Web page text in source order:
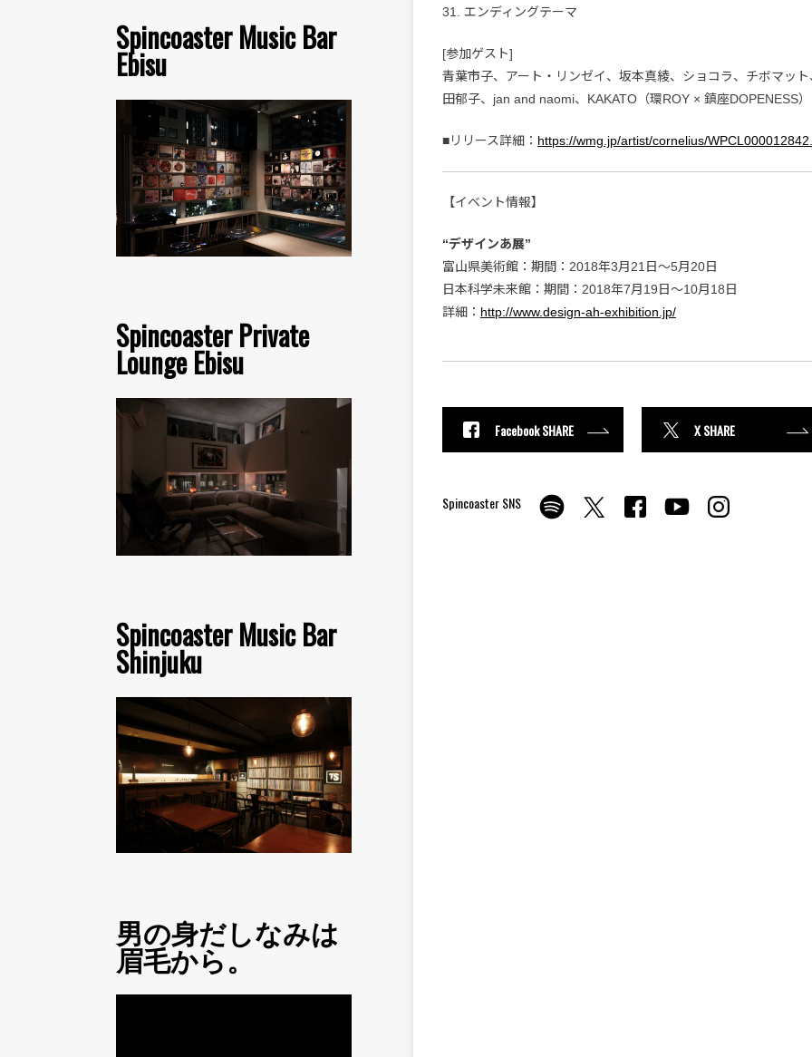
Spincoaster Music Bar
Ebisu
Spincoaster Private
Lounge Ebisu
Spincoaster Music Bar
Shinjuku
男の身だしなみは
眉毛から。
31. エンディングテーマ
[参加ゲスト]
青葉市子、アート・リンゼイ、坂本真綾、ショコラ、チボマッ
田郁子、jan and naomi、KAKATO（環ROY × 鎮座DOPENESS）
■リリース詳細： https://wmg.jp/artist/cornelius/
【イベント情報】
“デザインあ展”
富山県美術館：期間：2018年3月21日～5月20日
日本科学未来館：期間：2018年7月19日～10月18日
詳細： http://www.design-ah-exhibition.jp/
Facebook SHARE X SHARE
Spincoaster SNS